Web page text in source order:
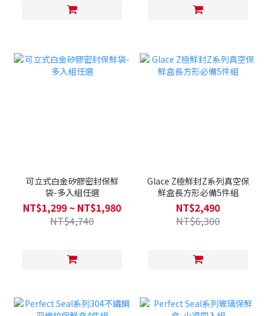
可立式白金矽膠密封保鮮
袋-多入組任選
NT$1,299 ~ NT$1,980
NT$4,740
Glace Z極鮮封Z系列真空保
鮮盒長方形必備5件組
NT$2,490
NT$6,300